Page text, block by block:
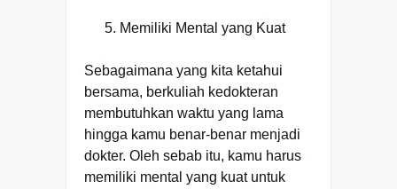
Memiliki Mental yang Kuat
Sebagaimana yang kita ketahui
bersama, berkuliah kedokteran
membutuhkan waktu yang lama
hingga kamu benar-benar menjadi
dokter. Oleh sebab itu, kamu harus
memiliki mental yang kuat untuk